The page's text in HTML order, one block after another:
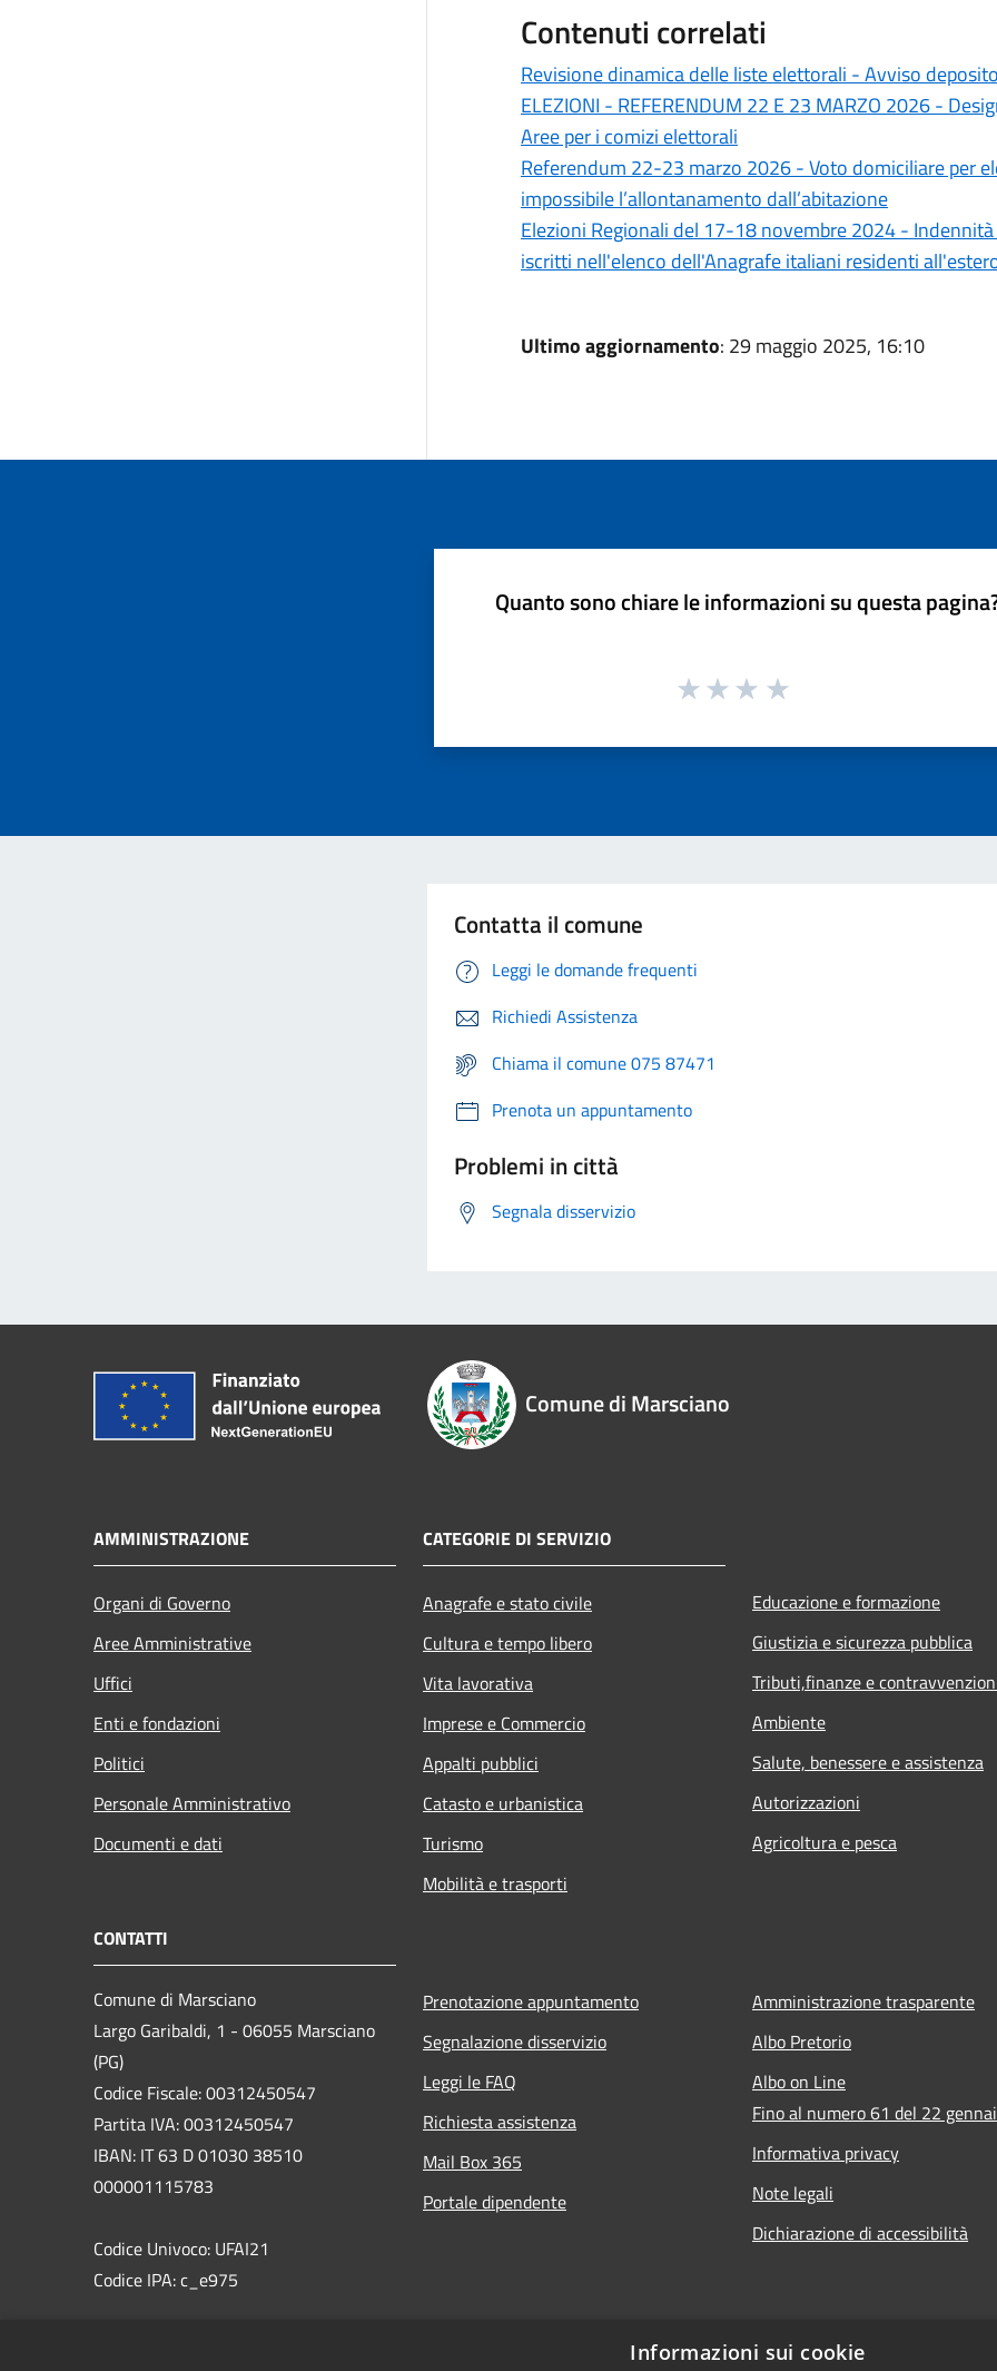
Contenuti correlati
Revisione dinamica delle liste elettorali - Avviso
ELEZIONI - REFERENDUM 22 E 23 MARZO 2026 -
Aree per i comizi elettorali
Referendum 22-23 marzo 2026 - Voto domiciliare per
impossibile l’allontanamento dall’abitazione
Elezioni Regionali del 17-18 novembre 2024 -
iscritti nell'elenco dell'Anagrafe italiani residenti
Ultimo aggiornamento: 29 maggio 2025, 16:10
Quanto sono chiare le informazioni su questa
Contatta il comune
Leggi le domande frequenti
Richiedi Assistenza
Chiama il comune 075 87471
Prenota un appuntamento
Problemi in città
Segnala disservizio
Comune di Marsciano
AMMINISTRAZIONE
Organi di Governo
Aree Amministrative
Uffici
Enti e fondazioni
Politici
Personale Amministrativo
Documenti e dati
CATEGORIE DI SERVIZIO
Anagrafe e stato civile
Cultura e tempo libero
Vita lavorativa
Imprese e Commercio
Appalti pubblici
Catasto e urbanistica
Turismo
Mobilità e trasporti
Educazione e formazione
Giustizia e sicurezza pubblica
Tributi,finanze e
Ambiente
Salute, benessere e assistenza
Autorizzazioni
Agricoltura e pesca
CONTATTI
Comune di Marsciano
Largo Garibaldi, 1 - 06055 Marsciano
(PG)
Codice Fiscale: 00312450547
Partita IVA: 00312450547
IBAN: IT 63 D 01030 38510
000001115783
Codice Univoco: UFAI21
Codice IPA: c_e975
Prenotazione appuntamento
Segnalazione disservizio
Leggi le FAQ
Richiesta assistenza
Mail Box 365
Portale dipendente
Amministrazione trasparente
Albo Pretorio
Albo on Line
Fino al numero 61 del 22
Informativa privacy
Note legali
Dichiarazione di accessibilità
Informazioni sui cookie